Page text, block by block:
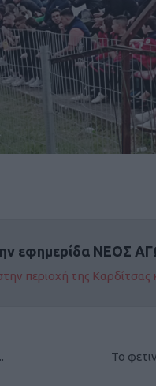
εφημερίδα ΝΕΟΣ
στην περιοχή της
Το